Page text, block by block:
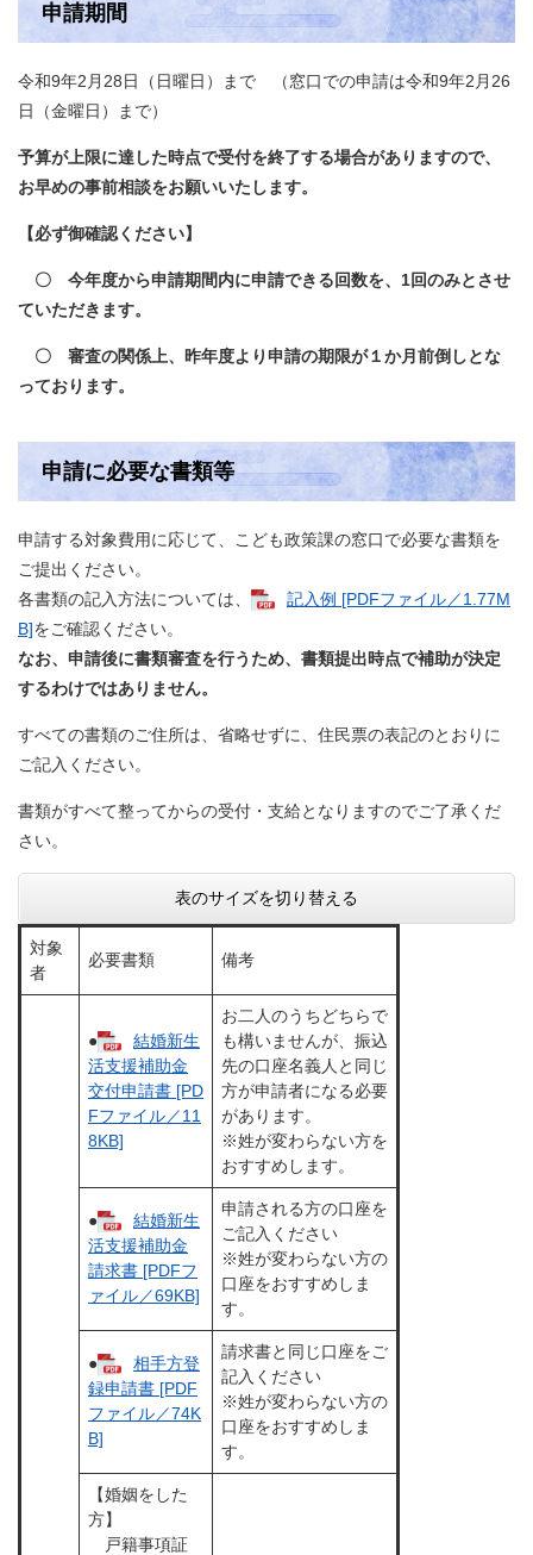
申請期間
令和9年2月28日（日曜日）まで （窓口での申請は令和9年2月26
日（金曜日）まで）
予算が上限に達した時点で受付を終了する場合がありますので、
お早めの事前相談をお願いいたします。
【必ず御確認ください】
〇 今年度から申請期間内に申請できる回数を、1回のみとさせ
ていただきます。
〇 審査の関係上、昨年度より申請の期限が１か月前倒しとな
っております。
申請に必要な書類等
申請する対象費用に応じて、こども政策課の窓口で必要な書類を
ご提出ください。
各書類の記入方法については、
記入例 [PDFファイル／1.77M
B]をご確認ください。
なお、申請後に書類審査を行うため、書類提出時点で補助が決定
するわけではありません。
​すべての書類のご住所は、省略せずに、住民票の表記のとおりに
ご記入ください。
書類がすべて整ってからの受付・支給となりますのでご了承くだ
さい。
表のサイズを切り替える
対象
者
必要書類 備考
●
結婚新生
活支援補助金
交付申請書 [PD
Fファイル／11
8KB]
お二人のうちどちらで
も構いませんが、振込
先の口座名義人と同じ
方が申請者になる必要
があります。
※姓が変わらない方を
おすすめします。
●
結婚新生
活支援補助金
請求書 [PDFフ
ァイル／69KB]
申請される方の口座を
ご記入ください
※姓が変わらない方の
口座をおすすめしま
す。
●
相手方登
録申請書 [PDF
ファイル／74K
B]
請求書と同じ口座をご
記入ください
※姓が変わらない方の
口座をおすすめしま
す。
【婚姻をした
方】
戸籍事項証